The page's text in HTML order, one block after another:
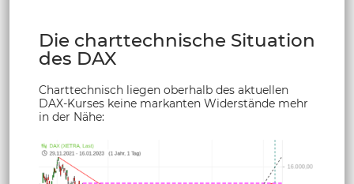
Die charttechnische Situation
des DAX
Charttechnisch liegen oberhalb des aktuellen
DAX-Kurses keine markanten Widerstände mehr
in der Nähe: